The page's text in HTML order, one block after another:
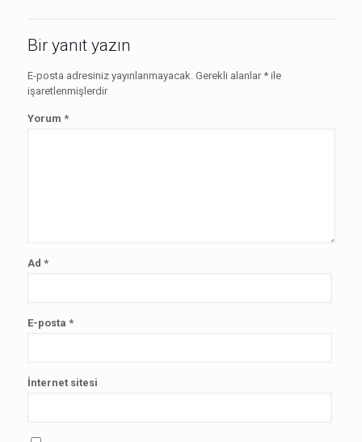
Bir yanıt yazın
E-posta adresiniz yayınlanmayacak. Gerekli alanlar *ile
işaretlenmişlerdir
Yorum *
Ad *
E-posta *
İnternet sitesi